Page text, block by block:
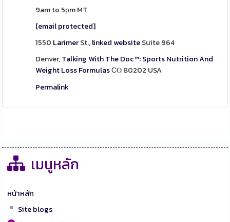
9am to 5рm MT
[email protected]
1550 LarimerSt.,linked websiteSuite 964
Denver,Talking With The Doc™: Sports Nutrition And
Weight Loss FormulasСⲞ 80202 USA
Permalink
เมนูหลัก
หน้าหลัก
Site blogs